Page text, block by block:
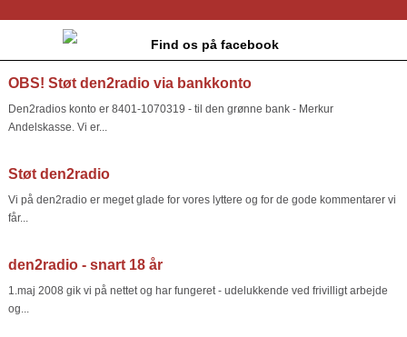
Find os på facebook
OBS! Støt den2radio via bankkonto
Den2radios konto er 8401-1070319 - til den grønne bank - Merkur
Andelskasse. Vi er...
Støt den2radio
Vi på den2radio er meget glade for vores lyttere og for de gode kommentarer vi
får...
den2radio - snart 18 år
1.maj 2008 gik vi på nettet og har fungeret - udelukkende ved frivilligt arbejde
og...